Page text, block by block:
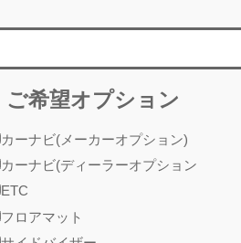
ご希望オプション
カーナビ(メーカーオプション)
カーナビ(ディーラーオプション
ETC
フロアマット